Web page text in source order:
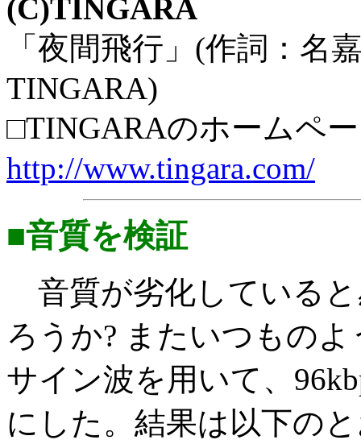
(C)TINGARA
「夜間飛行」(作詞：
TINGARA)
□TINGARAのホームペ
http://www.tingara.com/
■音質を検証
音質が劣化している
ろうか? またいつもの
サイン波を用いて、
にした。結果は以下の